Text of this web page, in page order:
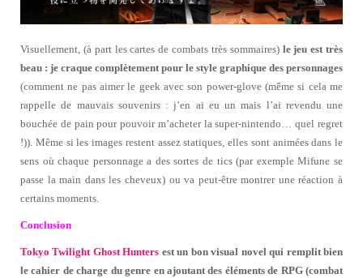
Visuellement, (à part les cartes de combats très sommaires) le jeu est très
beau : je craque complètement pour le style graphique des personnages
(comment ne pas aimer le geek avec son power-glove (même si cela me
rappelle de mauvais souvenirs : j’en ai eu un mais l’ai revendu une
bouchée de pain pour pouvoir m’acheter la super-nintendo… quel regret
!)). Même si les images restent assez statiques, elles sont animées dans le
sens où chaque personnage a des sortes de tics (par exemple Mifune se
passe la main dans les cheveux) ou va peut-être montrer une réaction à
certains moments.
Conclusion
Tokyo Twilight Ghost Hunters est un bon visual novel qui remplit bien
le cahier de charge du genre en ajoutant des éléments de RPG (combat